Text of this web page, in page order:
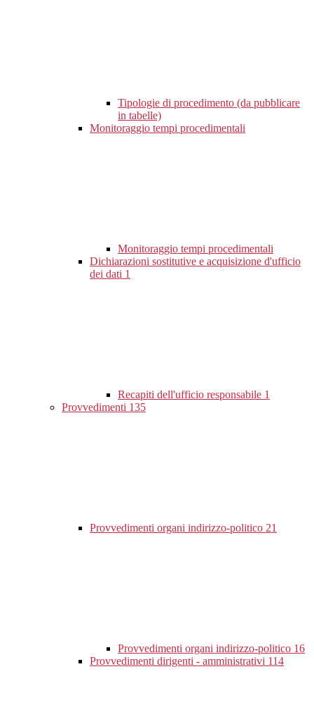
Tipologie di procedimento (da pubblicare
in tabelle)
Monitoraggio tempi procedimentali
Monitoraggio tempi procedimentali
Dichiarazioni sostitutive e acquisizione d'ufficio
dei dati 1
Recapiti dell'ufficio responsabile 1
Provvedimenti 135
Provvedimenti organi indirizzo-politico 21
Provvedimenti organi indirizzo-politico 16
Provvedimenti dirigenti - amministrativi 114